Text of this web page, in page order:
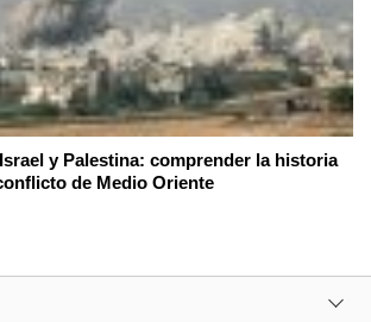
y Palestina: comprender la historia
de Medio Oriente